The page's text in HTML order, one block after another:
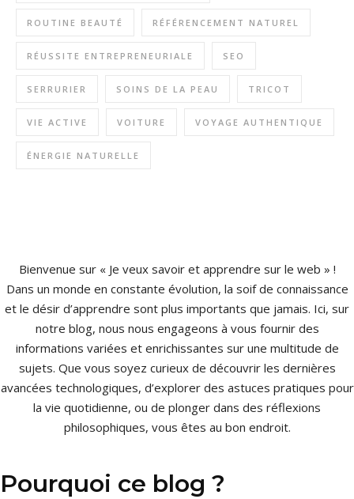
ROUTINE BEAUTÉ RÉFÉRENCEMENT NATUREL
RÉUSSITE ENTREPRENEURIALE SEO
SERRURIER SOINS DE LA PEAU TRICOT
VIE ACTIVE VOITURE VOYAGE AUTHENTIQUE
ÉNERGIE NATURELLE
Bienvenue sur « Je veux savoir et apprendre sur le web » !
Dans un monde en constante évolution, la soif de connaissance
et le désir d’apprendre sont plus importants que jamais. Ici, sur
notre blog, nous nous engageons à vous fournir des
informations variées et enrichissantes sur une multitude de
sujets. Que vous soyez curieux de découvrir les dernières
avancées technologiques, d’explorer des astuces pratiques pour
la vie quotidienne, ou de plonger dans des réflexions
philosophiques, vous êtes au bon endroit.
Pourquoi ce blog ?